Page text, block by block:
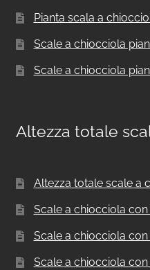
Pianta scala a
Scale a chiocciola
Scale a chiocciola
Altezza totale
Altezza totale scale a
Scale a chiocciola con
Scale a chiocciola con
Scale a chiocciola con